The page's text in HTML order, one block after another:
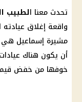
تحدث معنا الطبيب
واقعة إغلاق عيادته
مشيرة إسماعيل هي
أن يكون هناك
خوفها من خفض